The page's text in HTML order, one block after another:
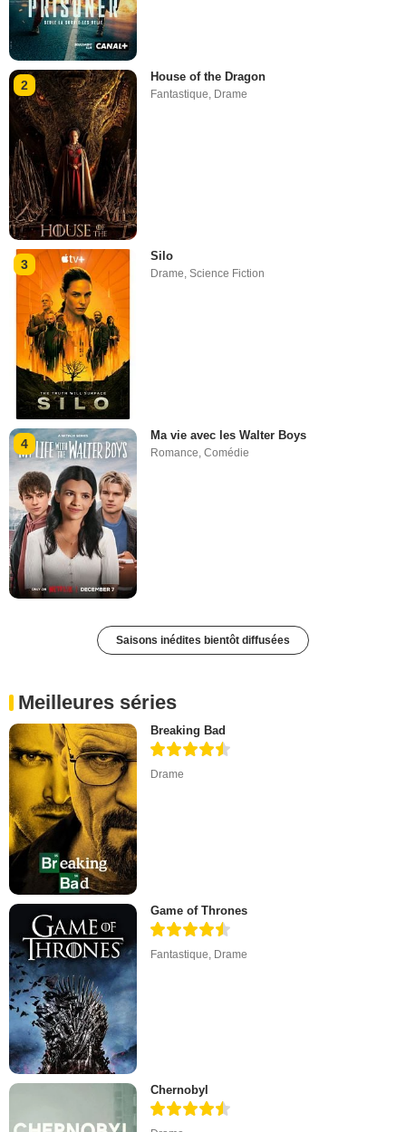
2
House of the Dragon
Fantastique Drame
3
Silo
Drame,Science Fiction
4
Ma vie avec les Walter Boys
Romance,Comédie
Saisons inédites bientôt diffusées
Meilleures séries
Breaking Bad
Drame
Game of Thrones
Fantastique Drame
Chernobyl